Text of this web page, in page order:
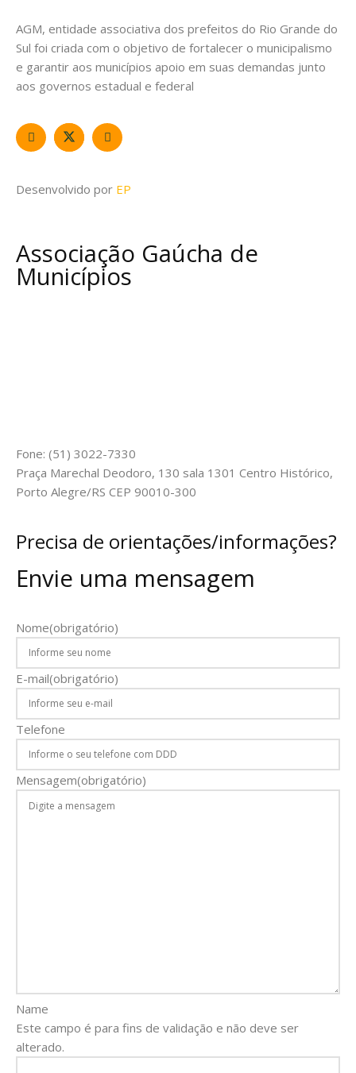
AGM, entidade associativa dos prefeitos do Rio Grande do
Sul foi criada com o objetivo de fortalecer o municipalismo
e garantir aos municípios apoio em suas demandas junto
aos governos estadual e federal
Desenvolvido por EP
Associação Gaúcha de
Municípios
Fone: (51) 3022-7330
Praça Marechal Deodoro, 130 sala 1301 Centro Histórico,
Porto Alegre/RS CEP 90010-300
Precisa de orientações/informações?
Envie uma mensagem
Nome(obrigatório)
E-mail(obrigatório)
Telefone
Mensagem(obrigatório)
Name
Este campo é para fins de validação e não deve ser
alterado.